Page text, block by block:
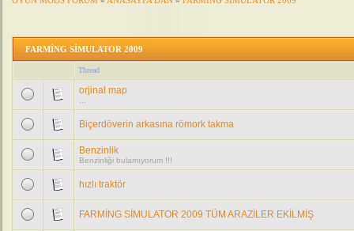
FARMİNG SİMULATOR 2009
Thread
orjinal map
Biçerdöverin arkasına römork takma
Benzinlik
Benzinliği bulamıyorum !!!
hızlı traktör
FARMİNG SİMULATOR 2009 TÜM ARAZİLER EKİLMİŞ